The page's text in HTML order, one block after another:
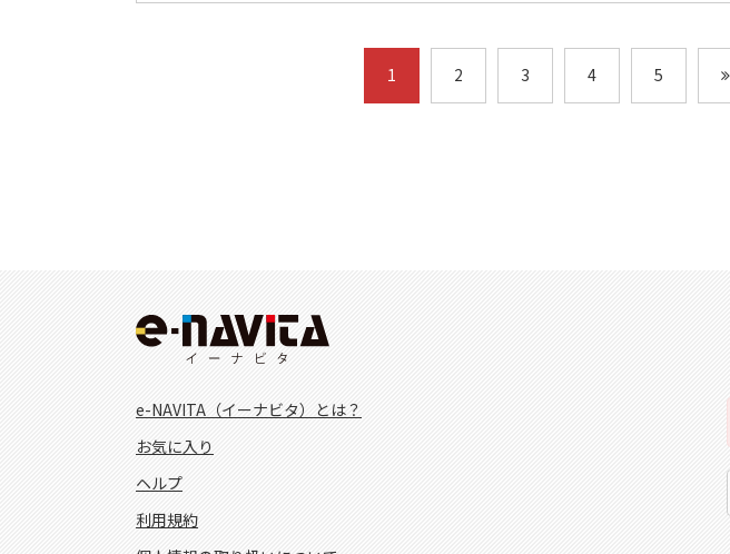
1 2 3 4 5
e-NAVITA（イーナビタ）とは？
お気に入り
ヘルプ
利用規約